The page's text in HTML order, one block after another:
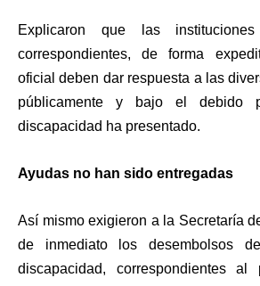
Explicaron que las instituciones
correspondientes, de forma
oficial deben dar respuesta a las
públicamente y bajo el debido
discapacidad ha presentado.
Ayudas no han sido entregadas
Así mismo exigieron a la Secretaría
de inmediato los desembolsos
discapacidad, correspondientes